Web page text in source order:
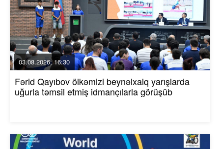
03.08.2026, 16:30
Fərid Qayıbov ölkəmizi beynəlxalq yarışlarda
uğurla təmsil etmiş idmançılarla görüşüb